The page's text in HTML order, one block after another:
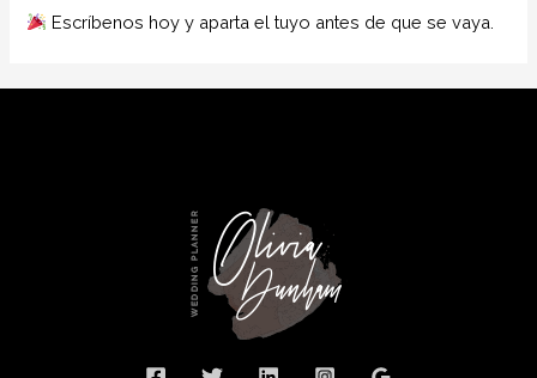
Escríbenos hoy y aparta el tuyo antes de que se vaya.